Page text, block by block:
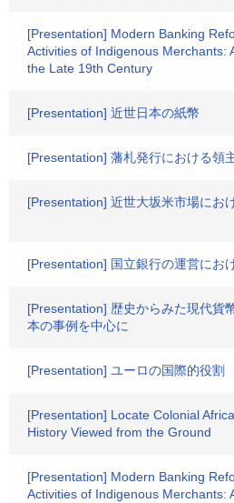
[Presentation] Modern Banking
Activities of Indigenous Merchants:
the Late 19th Century
[Presentation] 近世日本の紙幣
[Presentation] 藩札発行における領
[Presentation] 近世大坂米市場にお
[Presentation] 国立銀行の運営にお
[Presentation] 歴史からみた現代貨
本の事例を中心に
[Presentation] ユーロの国際的役割
[Presentation] Locate Colonial
History Viewed from the Ground
[Presentation] Modern Banking
Activities of Indigenous Merchants: